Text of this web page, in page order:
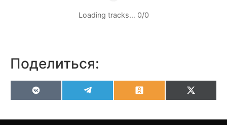
Loading tracks… 0/0
Поделиться:
VK OdnoklassnikiX